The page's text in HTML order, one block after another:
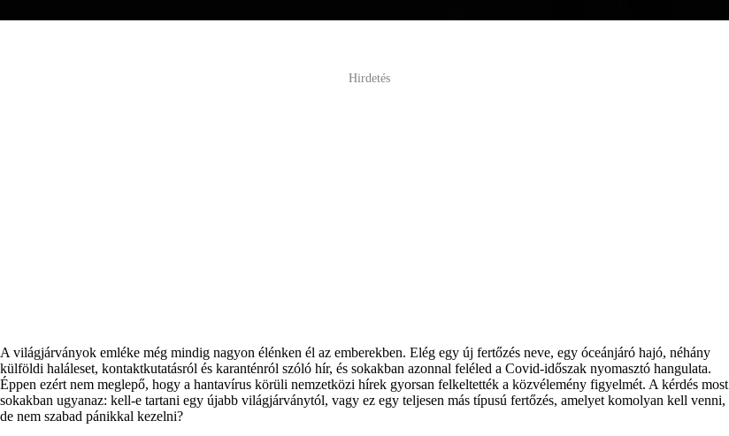
Hirdetés
A világjárványok emléke még mindig nagyon élénken él az emberekben. Elég egy új fertőzés neve, egy óceánjáró hajó, néhány
külföldi haláleset, kontaktkutatásról és karanténról szóló hír, és sokakban azonnal feléled a Covid-időszak nyomasztó hangulata.
Éppen ezért nem meglepő, hogy a hantavírus körüli nemzetközi hírek gyorsan felkeltették a közvélemény figyelmét. A kérdés most
sokakban ugyanaz: kell-e tartani egy újabb világjárványtól, vagy ez egy teljesen más típusú fertőzés, amelyet komolyan kell venni,
de nem szabad pánikkal kezelni?